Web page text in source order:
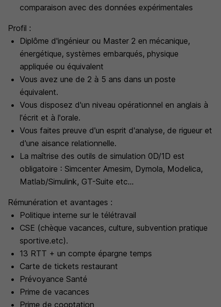
comparaison avec des données expérimentales
Profil :
Diplôme d'ingénieur ou Master 2 en mécanique,
énergétique, systèmes embarqués, physique
appliquée ou équivalent
Vous avez une de 2 à 5 ans dans un poste
équivalent.
Vous disposez d'un niveau opérationnel en anglais à
l'écrit et à l'orale.
Vous faites preuve d'un esprit d'analyse, de rigueur et
d'une aisance relationnelle.
La maîtrise des outils de simulation 0D/1D est
obligatoire : Simcenter Amesim, Dymola, Modelica,
Matlab/Simulink, GT-Suite etc...
Rémunération et avantages :
Politique interne sur le télétravail
CSE (chèque vacances, culture, subvention pratique
sportive.etc).
13 RTT + un compte épargne temps
Carte de tickets restaurant
Prévoyance Santé
Prime de vacances
Prime de cooptation